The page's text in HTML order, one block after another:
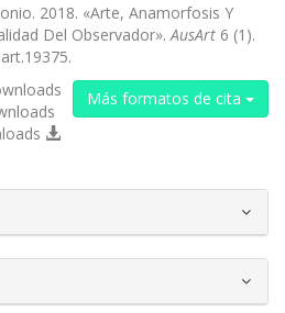
2018. «Arte, Anamorfosis Y
Del Observador». AusArt 6 (1).
Más formatos de cita